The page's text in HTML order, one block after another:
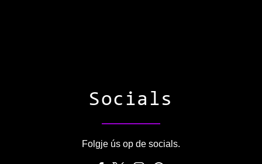
Socials
Folgje ús op de socials.